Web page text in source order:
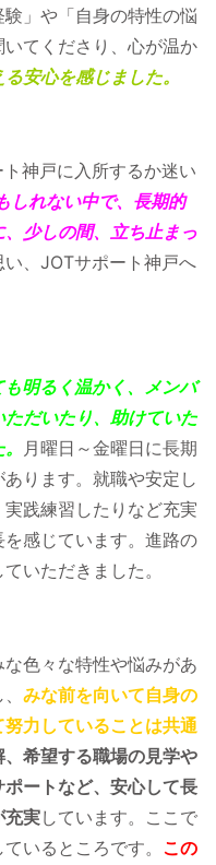
」や「自身の特性の悩
てくださり、心が温か
安心を感じました。
神戸に入所するか迷い
しれない中で、長期的
少しの間、立ち止まっ
い、JOTサポート神戸へ
も明るく温かく、メンバ
だいたり、助けていた
月曜日～金曜日に長期
ります。就職や安定し
践練習したりなど充実
感じています。進路の
いただきました。
色々な特性や悩みがあ
みな前を向いて自身の
力していることは共通
希望する職場の見学や
ートなど、安心して長
充実しています。ここで
いるところです。 この